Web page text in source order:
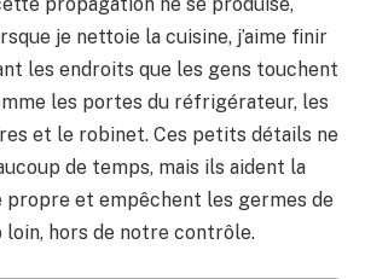
je nettoie la cuisine, j’aime finir
les endroits que les gens touchent
les portes du réfrigérateur, les
et le robinet. Ces petits détails ne
de temps, mais ils aident la
propre et empêchent les germes de
hors de notre contrôle.